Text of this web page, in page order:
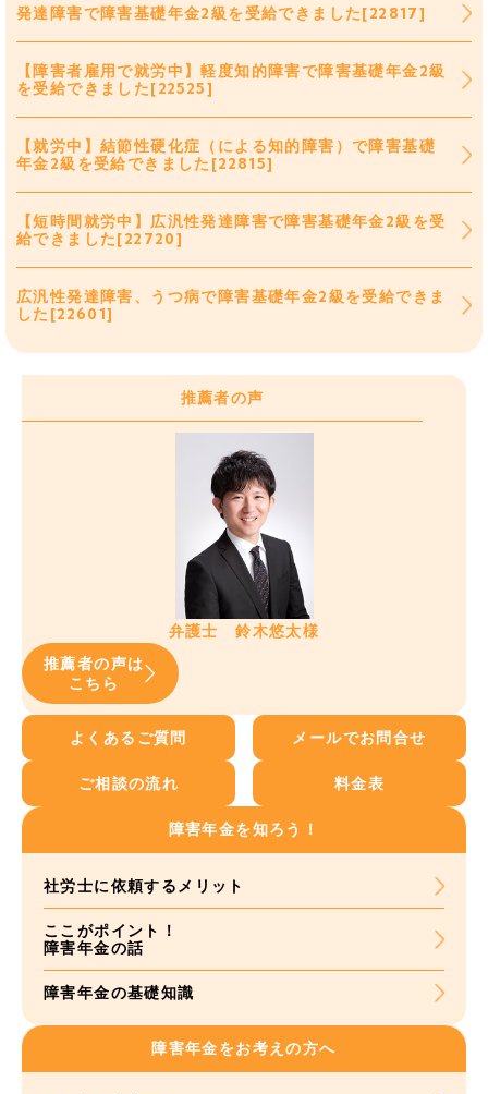
発達障害で障害基礎年金2級を受給できました[22817]
【障害者雇用で就労中】軽度知的障害で障害基礎年金2級
を受給できました[22525]
【就労中】結節性硬化症（による知的障害）で障害基礎
年金2級を受給できました[22815]
【短時間就労中】広汎性発達障害で障害基礎年金2級を受
給できました[22720]
広汎性発達障害、うつ病で障害基礎年金2級を受給できま
した[22601]
推薦者の声
弁護士 鈴木悠太様
推薦者の声は
こちら
よくあるご質問 メールでお問合せ
ご相談の流れ 料金表
障害年金を知ろう！
社労士に依頼するメリット
ここがポイント！
障害年金の話
障害年金の基礎知識
障害年金をお考えの方へ